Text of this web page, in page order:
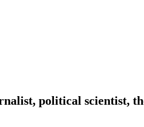
political scientist,